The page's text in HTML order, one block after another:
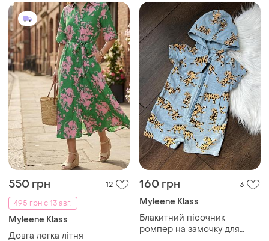
550 грн
12
495 грн с 13 авг.
Myleene Klass
Довга легка літня
160 грн 3
Myleene Klass
Блакитний пісочник
ромпер на замочку для